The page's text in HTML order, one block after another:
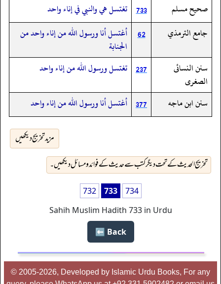
صحيح مسلم
733 تغتسل هي والنبي في إناء واحد
جامع الترمذي
62
أغتسل أنا ورسول الله من إناء واحد من
الجنابة
سنن النسائى
الصغرى
237 تغتسل ورسول الله من إناء واحد
سنن ابن ماجه 377 أغتسل أنا ورسول الله من إناء واحد
مزید تخریج دیکھیں
تخریج الحدیث کے تحت دیگر کتب سے حدیث کے فوائد و مسائل دیکھیں۔
732 733
734
Sahih Muslim Hadith 733 in Urdu
Back ⬅️
© 2005-2026, Developed by Islamic Urdu Books, For any